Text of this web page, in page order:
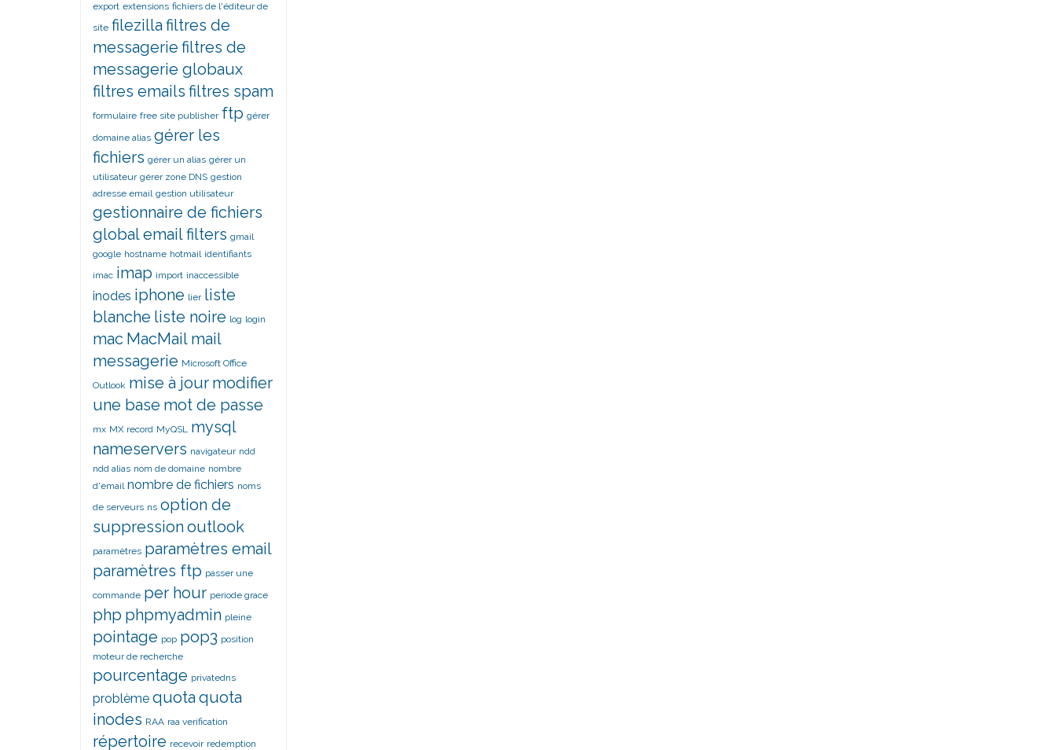
export extensions fichiers de l'éditeur de
site filezillafiltres de
messagerie filtres de
messagerie globaux
filtres emails filtres spam
formulaire free site publisher ftp gérer
domaine alias gérer les
fichiers gérer un alias gérer un
utilisateur gérer zone DNS gestion
adresse email gestion utilisateur
gestionnaire de fichiers
global email filters gmail
google hostname hotmail identifiants
imac imap import inaccessible
inodes iphone lier liste
blanche liste noire log login
mac MacMail mail
messagerie Microsoft Office
Outlook mise à jour modifier
une base mot de passe
mx MX record MyQSL mysql
nameservers navigateur ndd
ndd alias nom de domaine nombre
d'email nombre de fichiers noms
de serveurs ns option de
suppressionoutlook
paramètres paramètres email
paramètres ftp passer une
commande per hour periode grace
php phpmyadmin pleine
pointage pop pop3 position
moteur de recherche
pourcentage privatedns
problème quotaquota
inodes RAA raa verification
répertoire recevoir redemption